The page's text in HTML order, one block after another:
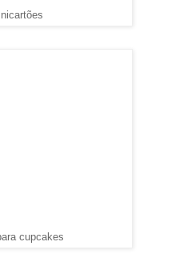
cupcakes